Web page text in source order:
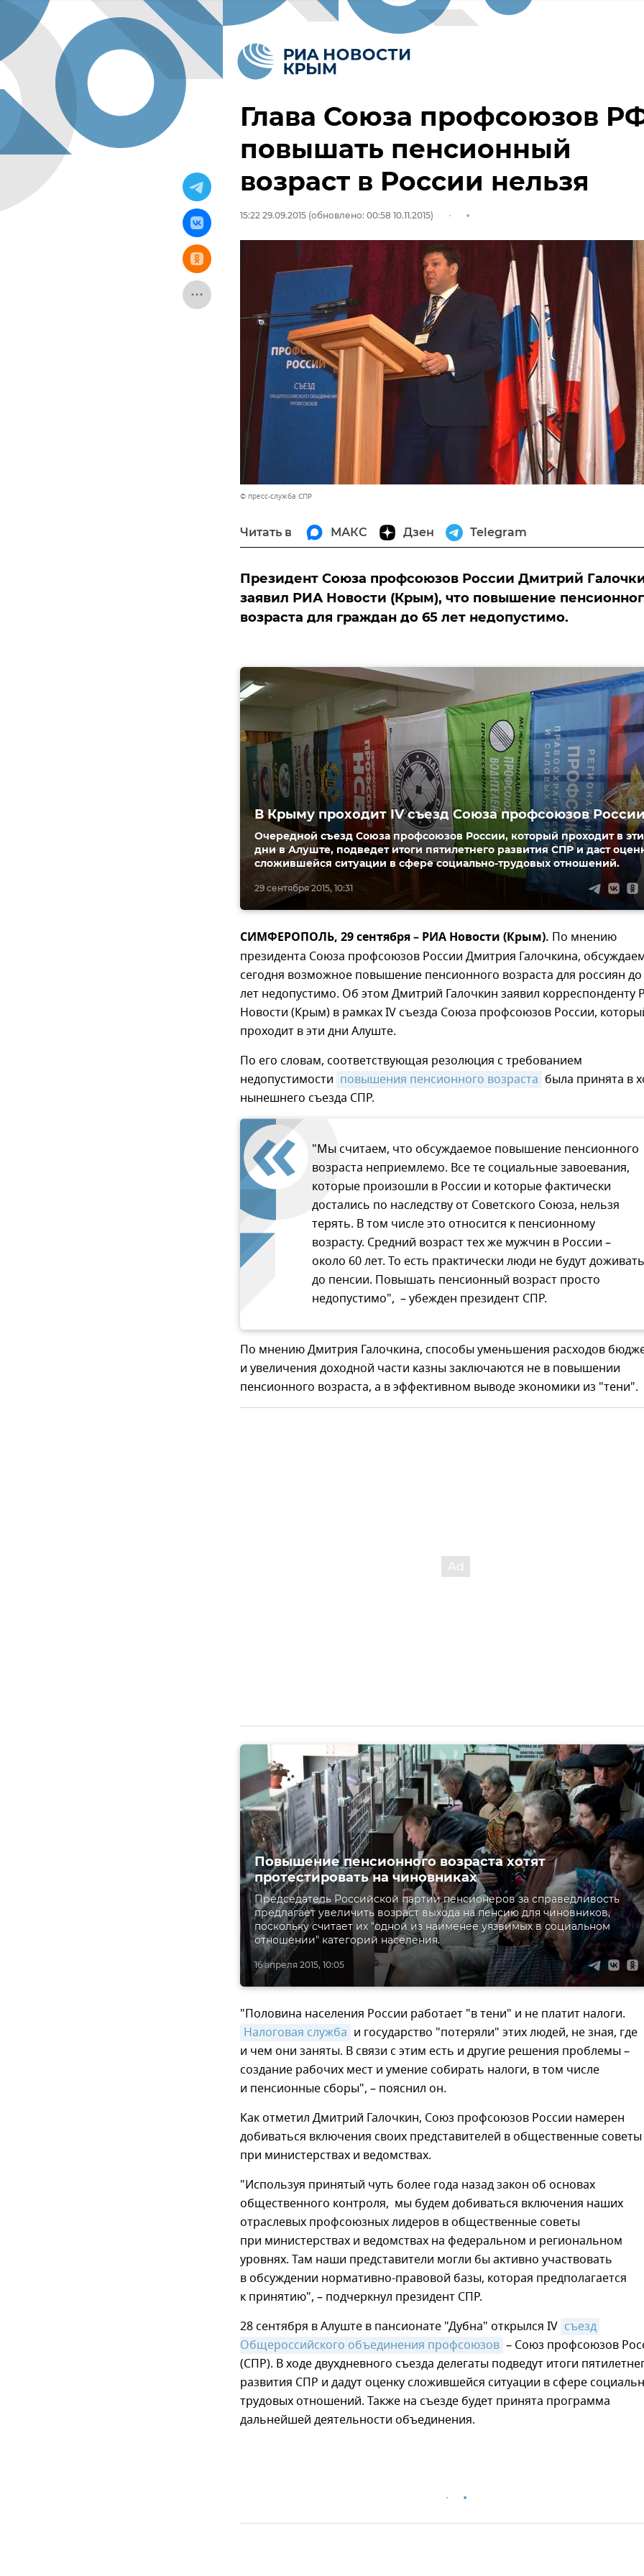
Глава Союза профсоюзов
повышать пенсионный
возраст в России нельзя
15:22 29.09.2015 (обновлено: 00:58 10.11.2015)
© пресс-служба СПР
Читать в МАКС Дзен Telegram
Президент Союза профсоюзов России Дмитрий
заявил РИА Новости (Крым), что повышение
возраста для граждан до 65 лет недопустимо.
29 сентября 2015, 10:31
В Крыму проходит IV съезд Союза профсоюзов
Очередной съезд Союза профсоюзов России, который проходит в эти
дни в Алуште, подведет итоги пятилетнего развития СПР и даст
сложившейся ситуации в сфере социально-трудовых отношений.
СИМФЕРОПОЛЬ, 29 сентября – РИА Новости (Крым). По мнению
президента Союза профсоюзов России Дмитрия Галочкина,
сегодня возможное повышение пенсионного возраста для россиян до
лет недопустимо. Об этом Дмитрий Галочкин заявил корреспонденту
Новости (Крым) в рамках IV съезда Союза профсоюзов России,
проходит в эти дни Алуште.
По его словам, соответствующая резолюция с требованием
недопустимости повышения пенсионного возраста была принята в
нынешнего съезда СПР.
"Мы считаем, что обсуждаемое повышение пенсионного
возраста неприемлемо. Все те социальные завоевания,
которые произошли в России и которые фактически
достались по наследству от Советского Союза, нельзя
терять. В том числе это относится к пенсионному
возрасту. Средний возраст тех же мужчин в России –
около 60 лет. То есть практически люди не будут доживать
до пенсии. Повышать пенсионный возраст просто
недопустимо", – убежден президент СПР.
По мнению Дмитрия Галочкина, способы уменьшения расходов
и увеличения доходной части казны заключаются не в повышении
пенсионного возраста, а в эффективном выводе экономики из "тени".
16 апреля 2015, 10:05
Повышение пенсионного возраста хотят
протестировать на чиновниках
Председатель Российской партии пенсионеров за справедливость
предлагает увеличить возраст выхода на пенсию для чиновников,
поскольку считает их "одной из наименее уязвимых в социальном
отношении" категорий населения.
"Половина населения России работает "в тени" и не платит налоги.
Налоговая служба и государство "потеряли" этих людей, не зная, где
и чем они заняты. В связи с этим есть и другие решения проблемы –
создание рабочих мест и умение собирать налоги, в том числе
и пенсионные сборы", – пояснил он.
Как отметил Дмитрий Галочкин, Союз профсоюзов России намерен
добиваться включения своих представителей в общественные советы
при министерствах и ведомствах.
"Используя принятый чуть более года назад закон об основах
общественного контроля, мы будем добиваться включения наших
отраслевых профсоюзных лидеров в общественные советы
при министерствах и ведомствах на федеральном и региональном
уровнях. Там наши представители могли бы активно участвовать
в обсуждении нормативно-правовой базы, которая предполагается
к принятию", – подчеркнул президент СПР.
28 сентября в Алуште в пансионате "Дубна" открылся IV съезд
Общероссийского объединения профсоюзов – Союз профсоюзов
(СПР). В ходе двухдневного съезда делегаты подведут итоги
развития СПР и дадут оценку сложившейся ситуации в сфере
трудовых отношений. Также на съезде будет принята программа
дальнейшей деятельности объединения.